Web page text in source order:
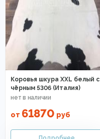
Коровья шкура XXL белый с
чёрным 5306 (Италия)
от 61870 руб